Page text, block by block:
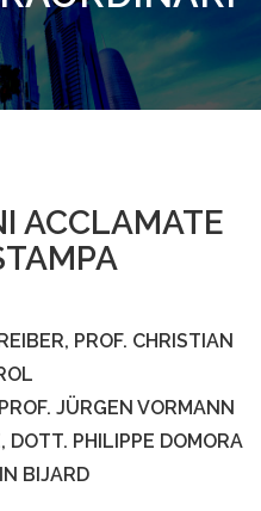
ACCLAMATE
PROF. CHRISTIAN
JÜRGEN VORMANN
DOTT. PHILIPPE DOMORA
BIJARD